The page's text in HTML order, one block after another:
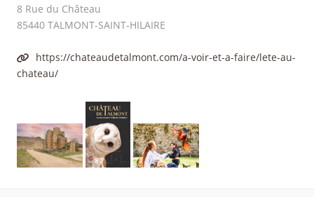
8 Rue du Château
85440 TALMONT-SAINT-HILAIRE
https://chateaudetalmont.com/a-voir-et-a-faire/lete-au-
chateau/